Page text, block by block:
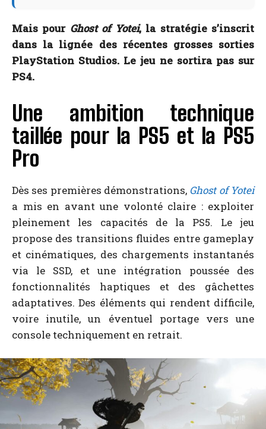
Mais pour Ghost of Yotei, la stratégie s’inscrit
dans la lignée des récentes grosses sorties
PlayStation Studios. Le jeu ne sortira pas sur
PS4.
Une ambition technique
taillée pour la PS5 et la PS5
Pro
Dès ses premières démonstrations, Ghost of Yotei
a mis en avant une volonté claire : exploiter
pleinement les capacités de la PS5. Le jeu
propose des transitions fluides entre gameplay
et cinématiques, des chargements instantanés
via le SSD, et une intégration poussée des
fonctionnalités haptiques et des gâchettes
adaptatives. Des éléments qui rendent difficile,
voire inutile, un éventuel portage vers une
console techniquement en retrait.